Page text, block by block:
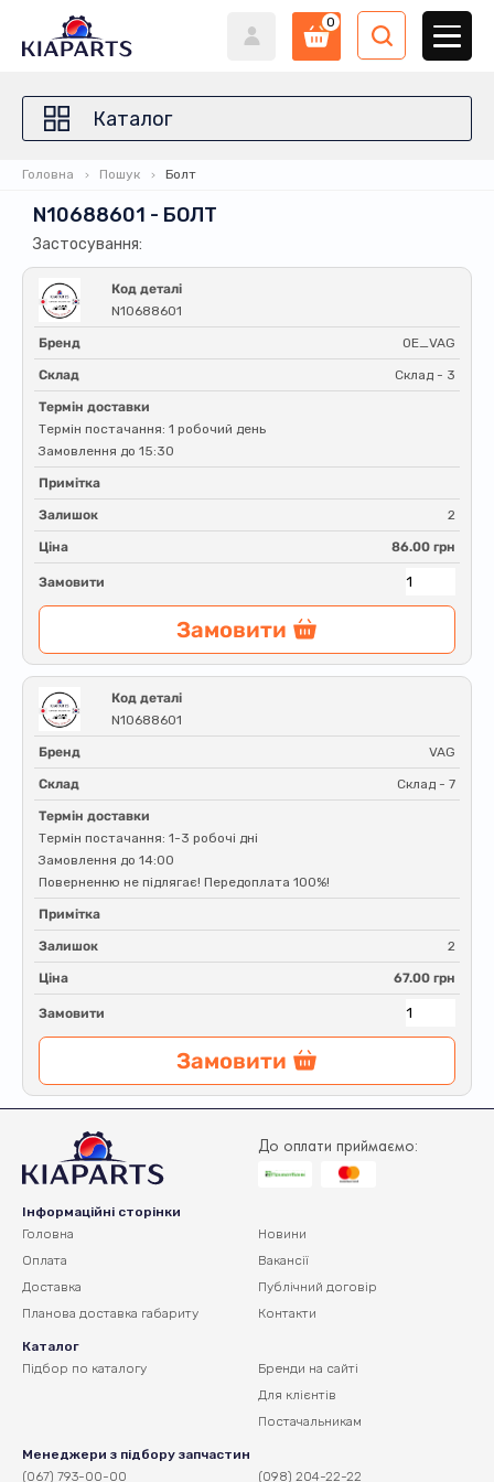
0
Каталог
Головна Пошук Болт
N10688601 - БОЛТ
Застосування:
Код деталі
N10688601
Бренд OE_VAG
Склад Склад - 3
Термін доставки
Термін постачання: 1 робочий день
Замовлення до 15:30
Примітка
Залишок 2
Ціна 86.00 грн
Замовити
Замовити
Код деталі
N10688601
Бренд VAG
Склад Склад - 7
Термін доставки
Термін постачання: 1-3 робочі дні
Замовлення до 14:00
Поверненню не підлягає! Передоплата 100%!
Примітка
Залишок 2
Ціна 67.00 грн
Замовити
Замовити
До оплати приймаємо:
Інформаційні сторінки
Головна
Оплата
Доставка
Планова доставка габариту
Новини
Вакансії
Публічний договір
Контакти
Каталог
Підбор по каталогу
Бренди на сайті
Для клієнтів
Постачальникам
Менеджери з підбору запчастин
(067) 793-00-00
(098) 204-22-22